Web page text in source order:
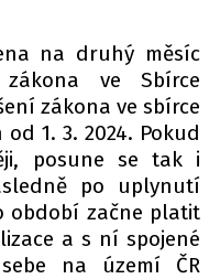
na druhý měsíc
ve Sbírce
zákona ve sbírce
1. 3. 2024. Pokud
posune se tak i
po uplynutí
období začne platit
a s ní spojené
na území ČR